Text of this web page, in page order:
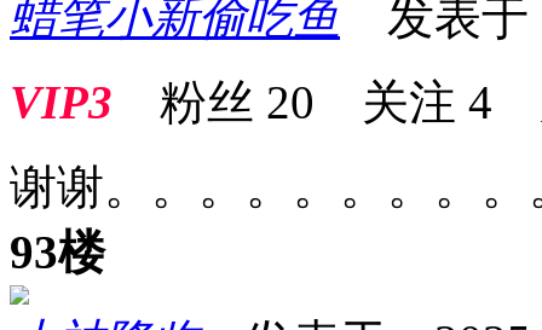
蜡笔小新偷吃鱼 发表于
VIP3 粉丝 20 关注 4
谢谢。。。。。。。。
93楼